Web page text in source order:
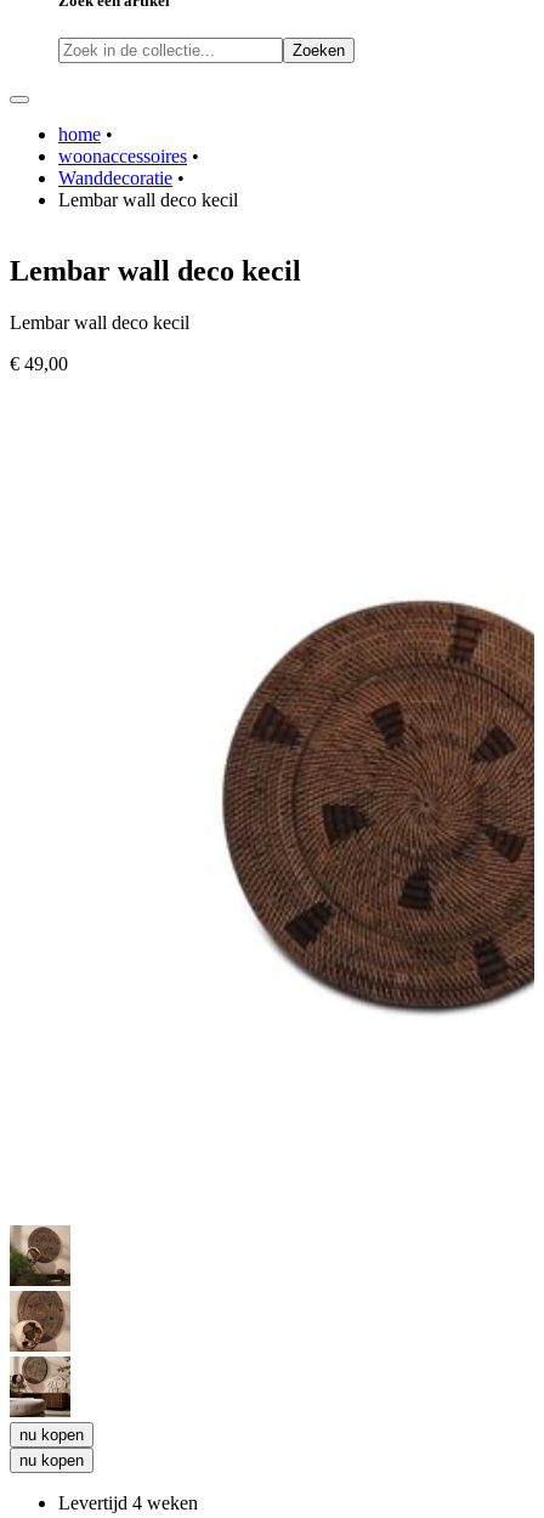
Zoeken
home •
woonaccessoires •
Wanddecoratie •
Lembar wall deco kecil
Lembar wall deco kecil
Lembar wall deco kecil
€ 49,00
nu kopen
nu kopen
Levertijd 4 weken